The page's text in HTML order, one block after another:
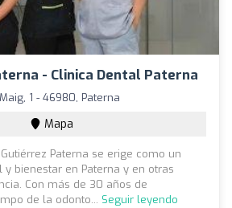
- Clinica Dental Paterna
1 - 46980, Paterna
Mapa
Paterna se erige como un
bienestar en Paterna y en otras
Con más de 30 años de
de la odonto... Seguir leyendo